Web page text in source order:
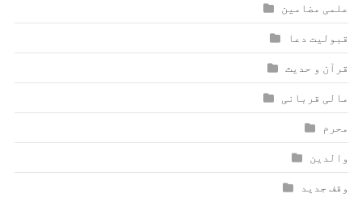
علمی مضامین
قبولیت دعا
قرآن و حدیث
مالی قربانی
محرم
والدین
وقف جدید